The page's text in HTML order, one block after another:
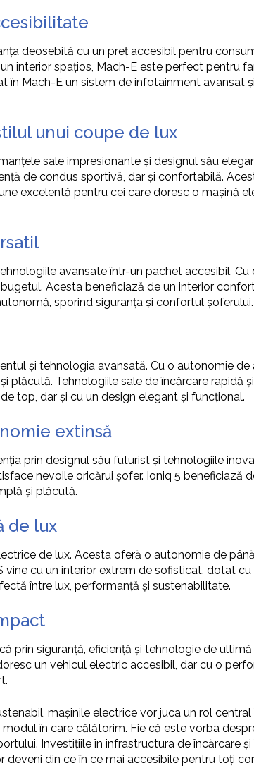
deosebită cu un preț accesibil pentru
interior spațios, Mach-E este perfect pentru
Mach-E un sistem de infotainment avansat
unui coupe de lux
sale impresionante și designul său
de condus sportivă, dar și confortabilă.
excelentă pentru cei care doresc o mașină
avansate într-un pachet accesibil.
Acesta beneficiază de un interior
sporind siguranța și confortul șoferului.
și tehnologia avansată. Cu o autonomie
Tehnologiile sale de încărcare rapidă
top, dar și cu un design elegant și funcțional.
extinsă
prin designul său futurist și tehnologiile
nevoile oricărui șofer. Ioniq 5 beneficiază
și plăcută.
de lux
de lux. Acesta oferă o autonomie de
cu un interior extrem de sofisticat, dotat
între lux, performanță și sustenabilitate.
prin siguranță, eficiență și tehnologie de
un vehicul electric accesibil, dar cu o
mașinile electrice vor juca un rol
în care călătorim. Fie că este vorba
Investițiile în infrastructura de încărcare
din ce în ce mai accesibile pentru toți